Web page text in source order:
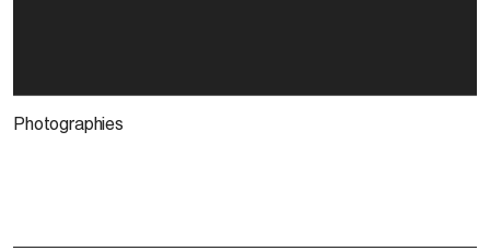
Photographies